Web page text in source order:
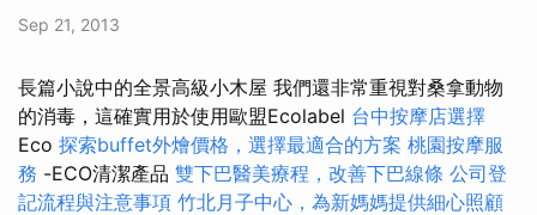
Sep 21, 2013
長篇小說中的全景高級小木屋 我們還非常重視對桑拿動物
的消毒，這確實用於使用歐盟Ecolabel 台中按摩店選擇
Eco 探索buffet外燴價格，選擇最適合的方案 桃園按摩服
務 -ECO清潔產品 雙下巴醫美療程，改善下巴線條 公司登
記流程與注意事項 竹北月子中心，為新媽媽提供細心照顧